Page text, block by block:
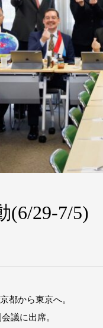
(6/29-7/5)
から東京へ。
議に出席。